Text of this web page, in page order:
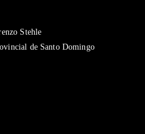
Stehle
de Santo Domingo